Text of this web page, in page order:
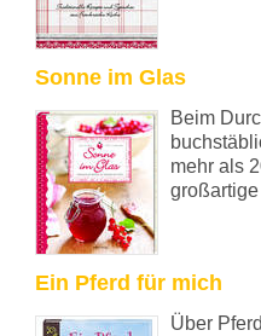
Sonne im Glas
Beim
mehr als
Ein Pferd für mich
Über